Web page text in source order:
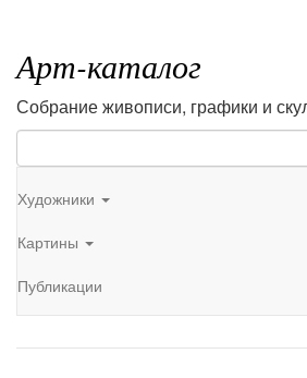
Арт-каталог
Собрание живописи, графики и
Художники
Картины
Публикации